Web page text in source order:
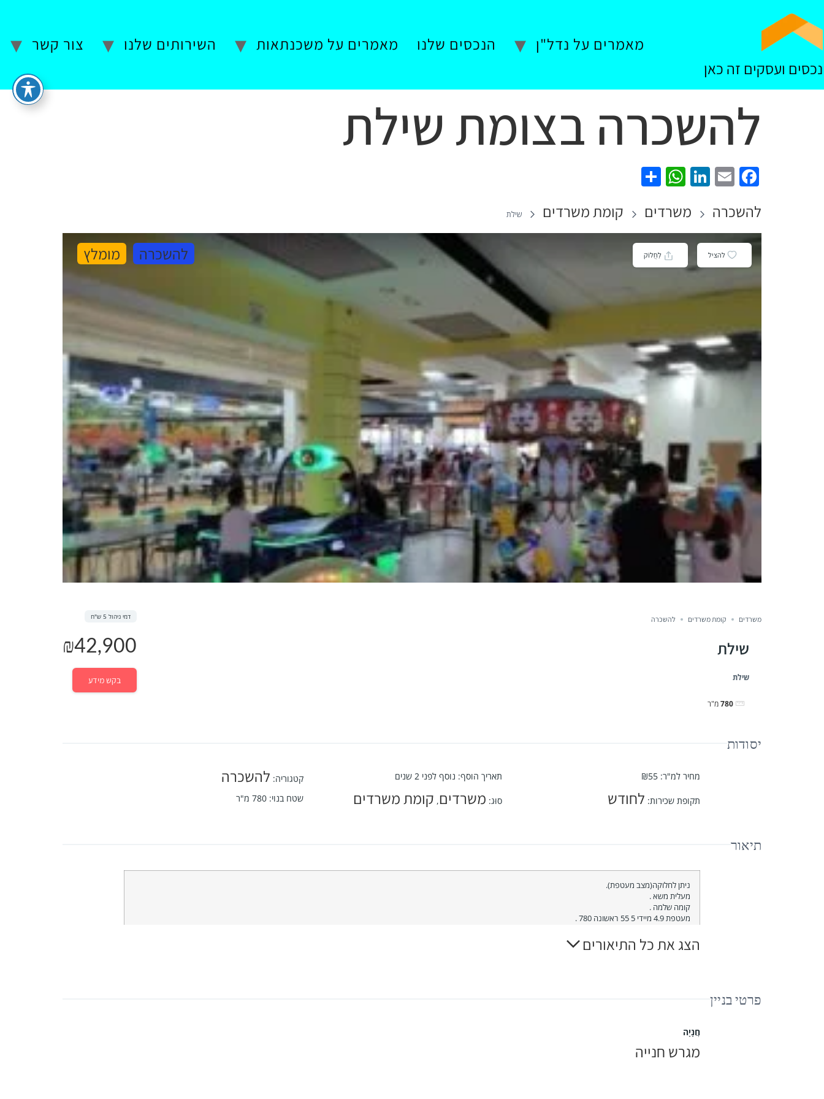
נכסים ועסקים זה כאן
מאמרים על נדל"ן הנכסים שלנו מאמרים על משכנתאות השירותים שלנו צור קשר
להשכרה בצומת שילת
Facebook
Email
LinkedIn
WhatsApp
להשכרה משרדים קומת משרדים שילת
להשכרה מומלץ להציל לַחֲלוֹק
משרדים קומת משרדים להשכרה
שילת
שילת
780מ"ר
₪42,900
דמי ניהול 5 ש"ח
בקש מידע
יסודות
מחיר למ"ר:
₪55 תאריך הוסף: נוסף לפני 2 שנים קטגוריה: להשכרה
תקופת שכירות: לחודש סוּג: משרדים, קומת משרדים שטח בנוי:
780 מ"ר
תיאור
ניתן לחלוקה(מצב מעטפת).
מעלית משא .
קומה שלמה .
מעטפת 4.9 מיידי 5 55 ראשונה 780 .
הצג את כל התיאורים
פרטי בניין
חֲנָיָה
מגרש חנייה